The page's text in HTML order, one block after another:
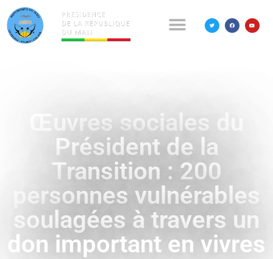
Œuvres sociales du
Président de la
Transition : 200
personnes vulnérables
soulagées à travers un
don important en vivres